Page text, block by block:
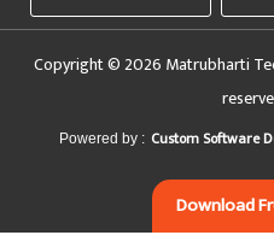
Copyright © 2026 Matrubharti
Powered by : Custom Software
Download